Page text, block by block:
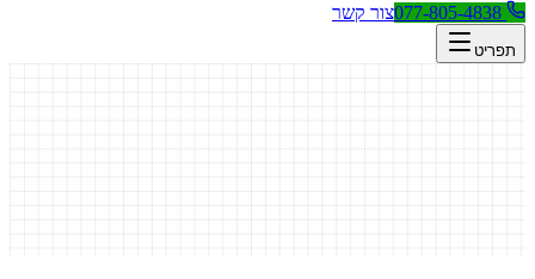
077-805-4838צור קשר
תפריט